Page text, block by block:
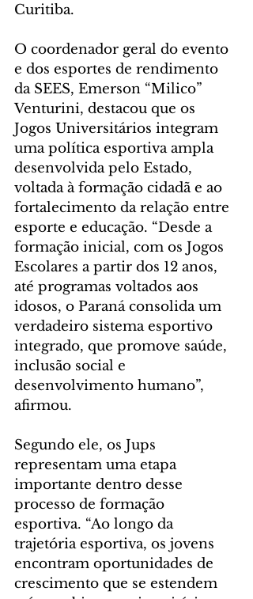
Curitiba.
O coordenador geral do evento
e dos esportes de rendimento
da SEES, Emerson “Milico”
Venturini, destacou que os
Jogos Universitários integram
uma política esportiva ampla
desenvolvida pelo Estado,
voltada à formação cidadã e ao
fortalecimento da relação entre
esporte e educação. “Desde a
formação inicial, com os Jogos
Escolares a partir dos 12 anos,
até programas voltados aos
idosos, o Paraná consolida um
verdadeiro sistema esportivo
integrado, que promove saúde,
inclusão social e
desenvolvimento humano”,
afirmou.
Segundo ele, os Jups
representam uma etapa
importante dentro desse
processo de formação
esportiva. “Ao longo da
trajetória esportiva, os jovens
encontram oportunidades de
crescimento que se estendem